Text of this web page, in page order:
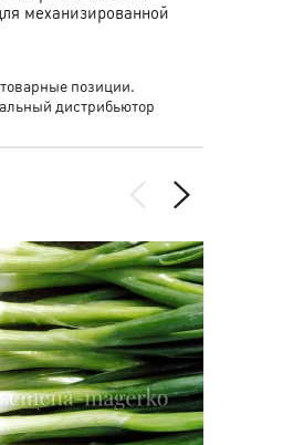
механизированной
позиции.
дистрибьютор